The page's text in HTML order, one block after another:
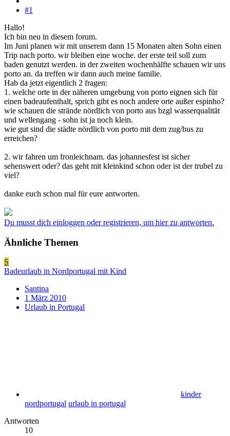
#1
Hallo!
Ich bin neu in diesem forum.
Im Juni planen wir mit unserem dann 15 Monaten alten Sohn einen
Trip nach porto. wir bleiben eine woche. der erste teil soll zum
baden genutzt werden. in der zweiten wochenhälfte schauen wir uns
porto an. da treffen wir dann auch meine familie.
Hab da jetzt eigentlich 2 fragen:
1. welche orte in der näheren umgebung von porto eignen sich für
einen badeaufenthalt, sprich gibt es noch andere orte außer espinho?
wie schauen die strände nördlich von porto aus bzgl wasserqualität
und wellengang - sohn ist ja noch klein.
wie gut sind die städte nördlich von porto mit dem zug/bus zu
erreichen?
2. wir fahren um fronleichnam. das johannesfest ist sicher
sehenswert oder? das geht mit kleinkind schon oder ist der trubel zu
viel?
danke euch schon mal für eure antworten.
Du musst dich einloggen oder registrieren, um hier zu antworten.
Ähnliche Themen
S
Badeurlaub in Nordportugal mit Kind
Santina
1 März 2010
Urlaub in Portugal
kinder
nordportugal urlaub in portugal
Antworten
10